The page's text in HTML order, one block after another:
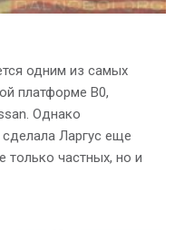
одним из самых
платформе B0,
Однако
Ларгус еще
только частных, но и